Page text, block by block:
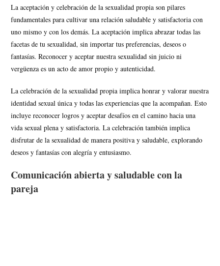
La aceptación y celebración de la sexualidad propia son pilares
fundamentales para cultivar una relación saludable y satisfactoria con
uno mismo y con los demás. La aceptación implica abrazar todas las
facetas de tu sexualidad, sin importar tus preferencias, deseos o
fantasías. Reconocer y aceptar nuestra sexualidad sin juicio ni
vergüenza es un acto de amor propio y autenticidad.
La celebración de la sexualidad propia implica honrar y valorar nuestra
identidad sexual única y todas las experiencias que la acompañan. Esto
incluye reconocer logros y aceptar desafíos en el camino hacia una
vida sexual plena y satisfactoria. La celebración también implica
disfrutar de la sexualidad de manera positiva y saludable, explorando
deseos y fantasías con alegría y entusiasmo.
Comunicación abierta y saludable con la
pareja